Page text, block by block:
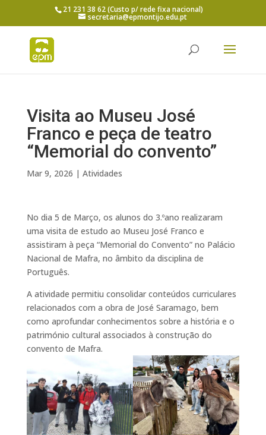
21 231 38 62 (Custo p/ rede fixa nacional)
secretaria@epmontijo.edu.pt
Visita ao Museu José
Franco e peça de teatro
“Memorial do convento”
Mar 9, 2026 | Atividades
No dia 5 de Março, os alunos do 3.ºano realizaram
uma visita de estudo ao Museu José Franco e
assistiram à peça “Memorial do Convento” no Palácio
Nacional de Mafra, no âmbito da disciplina de
Português.
A atividade permitiu consolidar conteúdos curriculares
relacionados com a obra de José Saramago, bem
como aprofundar conhecimentos sobre a história e o
património cultural associados à construção do
convento de Mafra.